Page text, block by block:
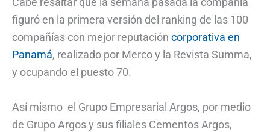
figuró en la primera versión del ranking de las 100
compañías con mejor reputación corporativa en
Panamá, realizado por Merco y la Revista Summa,
y ocupando el puesto 70.
Así mismo el Grupo Empresarial Argos, por medio
de Grupo Argos y sus filiales Cementos Argos,